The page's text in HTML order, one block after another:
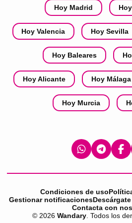
Hoy Madrid
Hoy Valencia Hoy Sevilla
Hoy Baleares
Hoy Alicante Hoy Málaga
Hoy Murcia
Condiciones de uso
Gestionar notificaciones
Contacta con
© 2026 Wandary. Todos los